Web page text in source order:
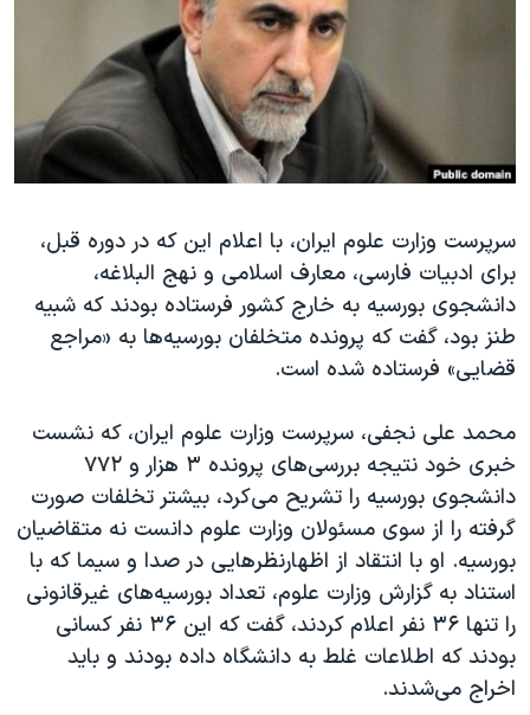
علم و فناوری
گالری عکس
آرشیو پخش زنده
انتخابات ریاست جمهوری آمریکا ۲۰۲۴
حمله جمهوری اسلامی به اسرائیل
رمز مهسا
اعتراضات زن، زندگی، آزادی
مجموعه مستندهای دادخواهی
تریبونال مردمی آبان ۹۸
دادگاه حمید نوری
قانون شفافیت دارائی کادر رهبری ایران
اعتراضات مردمی آبان ۹۸
اسرائیل در جنگ
نرگس محمدی برنده جایزه نوبل صلح
همایش محافظه‌کاران آمریکا «سی‌پک»
صفحه‌های ویژه
سفر پرزیدنت ترامپ به چین
زبانهای مختلف
سرپرست وزارت علوم ایران، با اعلام این که در دوره قبل،
برای ادبیات فارسی، معارف اسلامی و نهج البلاغه،
دانشجوی بورسیه به خارج کشور فرستاده بودند که شبیه
طنز بود، گفت که پرونده متخلفان بورسیه‌ها به «مراجع
قضایی» فرستاده شده است.
محمد علی نجفی، سرپرست وزارت علوم ایران، که نشست
خبری خود نتیجه بررسی‌های پرونده ۳ هزار و ۷۷۲
دانشجوی بورسیه را تشریح می‌کرد، بیشتر تخلفات صورت
گرفته را از سوی مسئولان وزارت علوم دانست نه متقاضیان
بورسیه. او با انتقاد از اظهارنظرهایی در صدا و سیما که با
استناد به گزارش وزارت علوم، تعداد بورسیه‌های غیرقانونی
را تنها ۳۶ نفر اعلام کردند، گفت که این ۳۶ نفر کسانی
بودند که اطلاعات غلط به دانشگاه داده بودند و باید
اخراج می‌شدند.